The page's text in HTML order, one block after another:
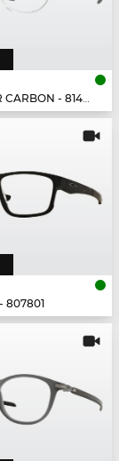
- 814903
807801